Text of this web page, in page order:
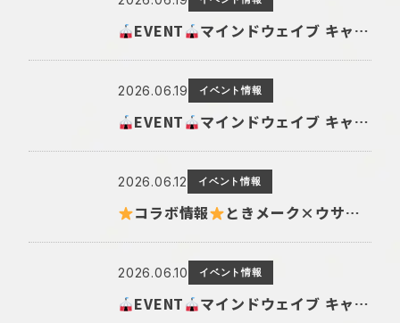
EVENT マインドウェイブ キャラクターショップ@TSUTAYA BOOKSTORE 宮交シティ 開催!
2026.06.19 イベント情報
EVENT マインドウェイブ キャラクターショップ@東郷ロフト 開催!
2026.06.12 イベント情報
コラボ情報 ときメーク×ウサコレフレンズ推し活グッズコラボ商品の発売が決定！
2026.06.10 イベント情報
EVENT マインドウェイブ キャラクターショップ@紀伊國屋書店mozoワンダーシティ店 開催!